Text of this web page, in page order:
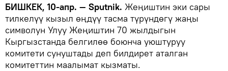
БИШКЕК, 10-апр. — Sputnik. Жеңиштин эки сары
тилкелүү кызыл өңдүү тасма түрүндөгү жаңы
символун Улуу Жеңиштин 70 жылдыгын
Кыргызстанда белгилөө боюнча уюштуруу
комитети сунуштады деп билдирет аталган
комитеттин маалымат кызматы.